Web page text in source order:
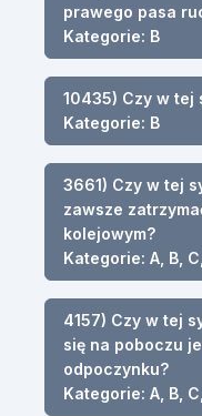
prawego pasa
Kategorie: B
10435) Czy w
Kategorie: B
3661) Czy w tej
zawsze
kolejowym?
Kategorie: A, B, C,
4157) Czy w tej
się na poboczu
odpoczynku?
Kategorie: A, B, C,